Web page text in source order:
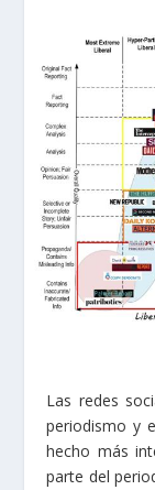
Las redes
periodismo y
hecho más
parte del